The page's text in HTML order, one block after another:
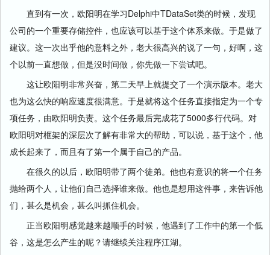
直到有一次，欧阳明在学习Delphi中TDataSet类的时候，发现
公司的一个重要存储控件，也应该可以基于这个体系来做。于是做了
建议。这一次出乎他的意料之外，老大很高兴的说了一句，好啊，这
个以前一直想做，但是没时间做，你先做一下尝试吧。
这让欧阳明非常兴奋，第二天早上就提交了一个演示版本。老大
也为这么快的响应速度很满意。于是就将这个任务直接指定为一个专
项任务，由欧阳明负责。这个任务最后完成花了5000多行代码。对
欧阳明对框架的深层次了解有非常大的帮助，可以说，基于这个，他
成长起来了，而且有了第一个属于自己的产品。
在很久的以后，欧阳明带了两个徒弟。他也有意识的将一个任务
抛给两个人，让他们自己选择谁来做。他也是想用这件事，来告诉他
们，甚么是机会，甚么叫抓住机会。
正当欧阳明感觉越来越顺手的时候，他遇到了工作中的第一个低
谷，这是怎么产生的呢？请继续关注程序江湖。